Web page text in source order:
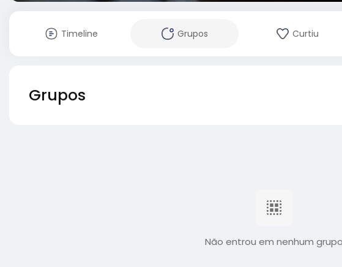
Timeline Grupos Curtiu
Grupos
Não entrou em nenhum grupo